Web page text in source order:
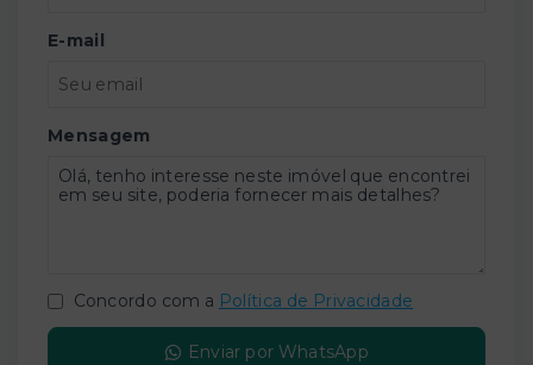
E-mail
Mensagem
Concordo com a Política de Privacidade
Enviar por WhatsApp